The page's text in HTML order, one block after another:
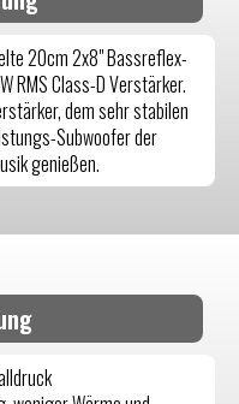
20cm 2x8" Bassreflex-
RMS Class-D Verstärker.
dem sehr stabilen
Subwoofer der
genießen.